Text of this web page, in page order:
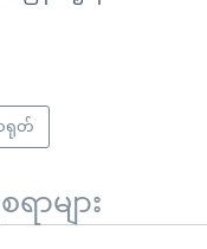
ရုတ်
ာများ